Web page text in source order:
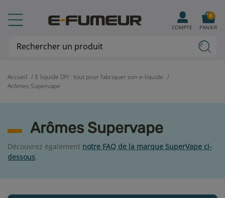
Accueil
E liquide DIY : tout pour fabriquer son e-liquide
Arômes Supervape
Arômes Supervape
Découvrez également notre FAQ de la marque SuperVape ci-
dessous.
COMPTE PANIER
0